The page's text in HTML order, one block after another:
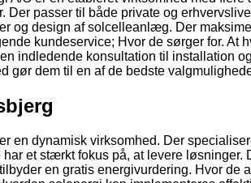
Der passer til både private og
og design af solcelleanlæg. Der
kundeservice; Hvor de sørger for.
indledende konsultation til installation
gør dem til en af de bedste
en dynamisk virksomhed. Der
et stærkt fokus på, at levere
en gratis energivurdering. Hvor